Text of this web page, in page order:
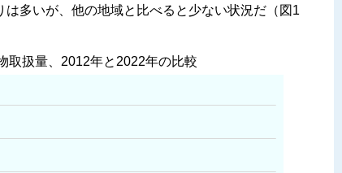
多いが、他の地域と比べると少ない状況だ（図1
取扱量、2012年と2022年の比較